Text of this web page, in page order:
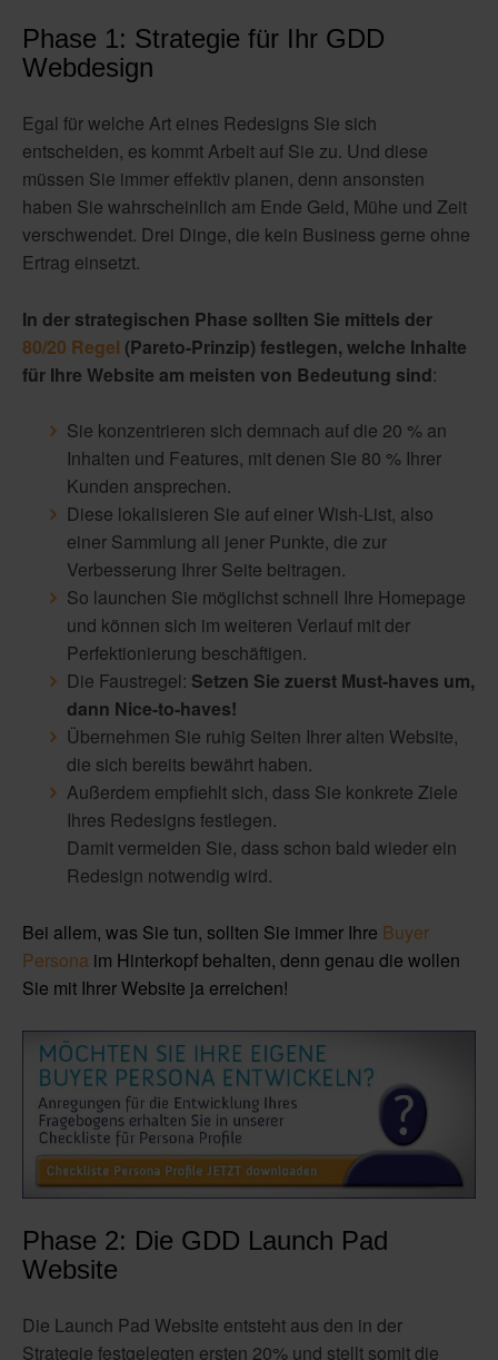
Phase 1: Strategie für Ihr GDD
Webdesign
Egal für welche Art eines Redesigns Sie sich
entscheiden, es kommt Arbeit auf Sie zu. Und diese
müssen Sie immer effektiv planen, denn ansonsten
haben Sie wahrscheinlich am Ende Geld, Mühe und Zeit
verschwendet. Drei Dinge, die kein Business gerne ohne
Ertrag einsetzt.
In der strategischen Phase sollten Sie mittels der
80/20 Regel (Pareto-Prinzip) festlegen, welche Inhalte
für Ihre Website am meisten von Bedeutung sind:
Sie konzentrieren sich demnach auf die 20 % an
Inhalten und Features, mit denen Sie 80 % Ihrer
Kunden ansprechen.
Diese lokalisieren Sie auf einer Wish-List, also
einer Sammlung all jener Punkte, die zur
Verbesserung Ihrer Seite beitragen.
So launchen Sie möglichst schnell Ihre Homepage
und können sich im weiteren Verlauf mit der
Perfektionierung beschäftigen.
Die Faustregel: Setzen Sie zuerst Must-haves um,
dann Nice-to-haves!
Übernehmen Sie ruhig Seiten Ihrer alten Website,
die sich bereits bewährt haben.
Außerdem empfiehlt sich, dass Sie konkrete Ziele
Ihres Redesigns festlegen.
Damit vermeiden Sie, dass schon bald wieder ein
Redesign notwendig wird.
Bei allem, was Sie tun, sollten Sie immer Ihre Buyer
Persona im Hinterkopf behalten, denn genau die wollen
Sie mit Ihrer Website ja erreichen!
Phase 2: Die GDD Launch Pad
Website
Die Launch Pad Website entsteht aus den in der
Strategie festgelegten ersten 20% und stellt somit die